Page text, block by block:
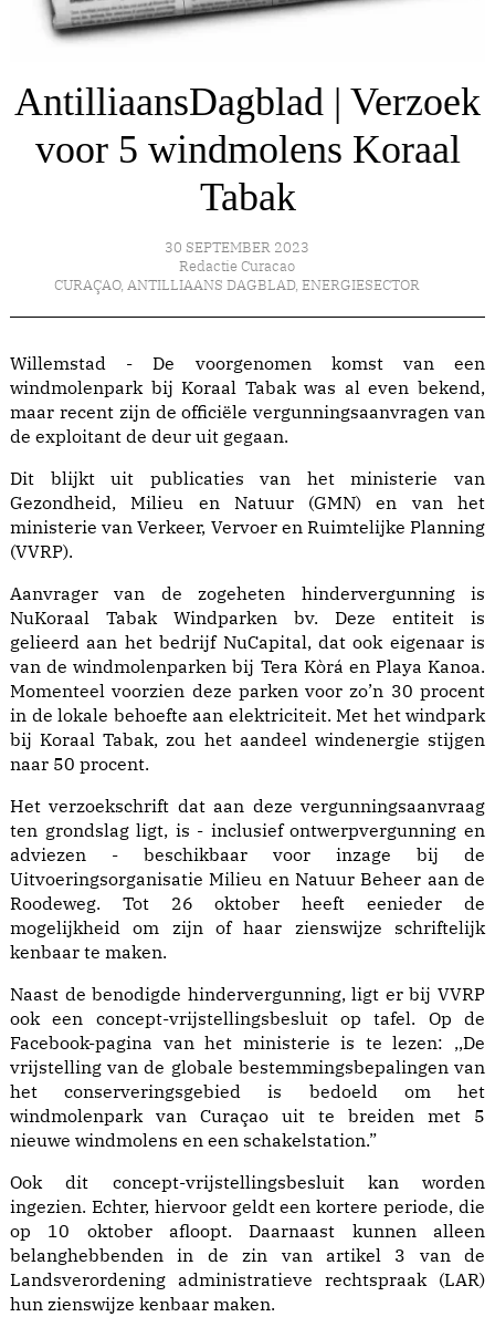
AntilliaansDagblad | Verzoek
voor 5 windmolens Koraal
Tabak
30 SEPTEMBER 2023
Redactie Curacao
CURAÇAO, ANTILLIAANS DAGBLAD, ENERGIESECTOR
Willemstad - De voorgenomen komst van een
windmolenpark bij Koraal Tabak was al even bekend,
maar recent zijn de officiële vergunningsaanvragen van
de exploitant de deur uit gegaan.
Dit blijkt uit publicaties van het ministerie van
Gezondheid, Milieu en Natuur (GMN) en van het
ministerie van Verkeer, Vervoer en Ruimtelijke Planning
(VVRP).
Aanvrager van de zogeheten hindervergunning is
NuKoraal Tabak Windparken bv. Deze entiteit is
gelieerd aan het bedrijf NuCapital, dat ook eigenaar is
van de windmolenparken bij Tera Kòrá en Playa Kanoa.
Momenteel voorzien deze parken voor zo’n 30 procent
in de lokale behoefte aan elektriciteit. Met het windpark
bij Koraal Tabak, zou het aandeel windenergie stijgen
naar 50 procent.
Het verzoekschrift dat aan deze vergunningsaanvraag
ten grondslag ligt, is - inclusief ontwerpvergunning en
adviezen - beschikbaar voor inzage bij de
Uitvoeringsorganisatie Milieu en Natuur Beheer aan de
Roodeweg. Tot 26 oktober heeft eenieder de
mogelijkheid om zijn of haar zienswijze schriftelijk
kenbaar te maken.
Naast de benodigde hindervergunning, ligt er bij VVRP
ook een concept-vrijstellingsbesluit op tafel. Op de
Facebook-pagina van het ministerie is te lezen: ,,De
vrijstelling van de globale bestemmingsbepalingen van
het conserveringsgebied is bedoeld om het
windmolenpark van Curaçao uit te breiden met 5
nieuwe windmolens en een schakelstation.”
Ook dit concept-vrijstellingsbesluit kan worden
ingezien. Echter, hiervoor geldt een kortere periode, die
op 10 oktober afloopt. Daarnaast kunnen alleen
belanghebbenden in de zin van artikel 3 van de
Landsverordening administratieve rechtspraak (LAR)
hun zienswijze kenbaar maken.